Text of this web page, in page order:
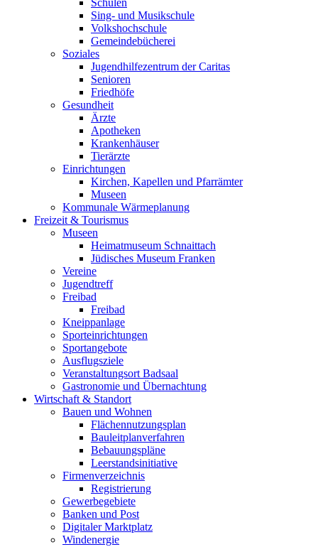
Schulen
Sing- und Musikschule
Volkshochschule
Gemeindebücherei
Soziales
Jugendhilfezentrum der Caritas
Senioren
Friedhöfe
Gesundheit
Ärzte
Apotheken
Krankenhäuser
Tierärzte
Einrichtungen
Kirchen, Kapellen und Pfarrämter
Museen
Kommunale Wärmeplanung
Freizeit & Tourismus
Museen
Heimatmuseum Schnaittach
Jüdisches Museum Franken
Vereine
Jugendtreff
Freibad
Freibad
Kneippanlage
Sporteinrichtungen
Sportangebote
Ausflugsziele
Veranstaltungsort Badsaal
Gastronomie und Übernachtung
Wirtschaft & Standort
Bauen und Wohnen
Flächennutzungsplan
Bauleitplanverfahren
Bebauungspläne
Leerstandsinitiative
Firmenverzeichnis
Registrierung
Gewerbegebiete
Banken und Post
Digitaler Marktplatz
Windenergie